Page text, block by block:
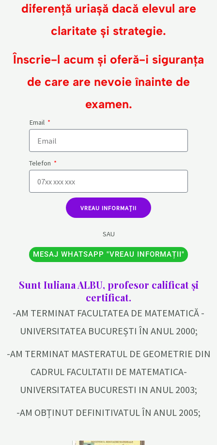
diferență uriașă dacă elevul are
claritate și strategie.
Înscrie-l acum și oferă-i siguranța
de care are nevoie înainte de
examen.
Email
Telefon
VREAU INFORMAȚII
SAU
MESAJ WHATSAPP "VREAU INFORMAȚII"
Sunt Iuliana ALBU, profesor calificat și
certificat.
-AM TERMINAT FACULTATEA DE MATEMATICĂ -
UNIVERSITATEA BUCUREȘTI ÎN ANUL 2000;
-AM TERMINAT MASTERATUL DE GEOMETRIE DIN
CADRUL FACULTATII DE MATEMATICA-
UNIVERSITATEA BUCURESTI IN ANUL 2003;
-AM OBȚINUT DEFINITIVATUL ÎN ANUL 2005;